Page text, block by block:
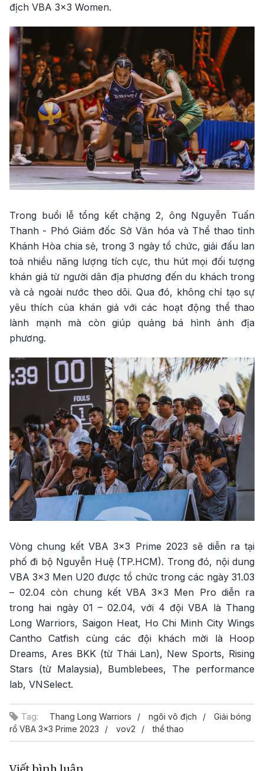
địch VBA 3x3 Women.
Trong buổi lễ tổng kết chặng 2, ông Nguyễn Tuấn
Thanh - Phó Giám đốc Sở Văn hóa và Thể thao tỉnh
Khánh Hòa chia sẻ, trong 3 ngày tổ chức, giải đấu lan
toả nhiều năng lượng tích cực, thu hút mọi đối tượng
khán giả từ người dân địa phương đến du khách trong
và cả ngoài nước theo dõi. Qua đó, không chỉ tạo sự
yêu thích của khán giả với các hoạt động thể thao
lành mạnh mà còn giúp quảng bá hình ảnh địa
phương.
Vòng chung kết VBA 3x3 Prime 2023 sẽ diễn ra tại
phố đi bộ Nguyễn Huệ (TP.HCM). Trong đó, nội dung
VBA 3x3 Men U20 được tổ chức trong các ngày 31.03
– 02.04 còn chung kết VBA 3x3 Men Pro diễn ra
trong hai ngày 01 – 02.04, với 4 đội VBA là Thang
Long Warriors, Saigon Heat, Ho Chi Minh City Wings
Cantho Catfish cùng các đội khách mời là Hoop
Dreams, Ares BKK (từ Thái Lan), New Sports, Rising
Stars (từ Malaysia), Bumblebees, The performance
lab, VNSelect.
Tag: Thang Long Warriors ngôi vô địch
Giải bóng
rổ VBA 3x3 Prime 2023
vov2 thể thao